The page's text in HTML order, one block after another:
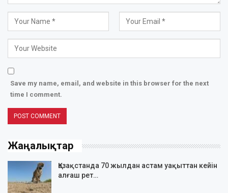
Save my name, email, and website in this browser for the next
time I comment.
Жаңалықтар
Қазақстанда 70 жылдан астам уақыттан кейін
алғаш рет…